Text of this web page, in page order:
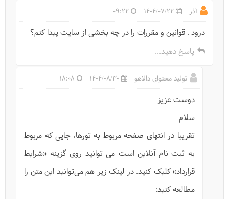
فیلم: کلوت‌های شهداد
آذر 1404/07/22
09:22
درود . قوانین و مقررات را در چه بخشی از سایت پیدا کنم؟
پاسخ دهید...
تولید محتوای دالاهو 1404/08/30
18:08
دوست عزیز
سلام
تقریبا در انتهای صفحه مربوط به تورها، جایی که مربوط
به ثبت نام آنلاین است می توانید روی گزینه «شرایط
قرارداد» کلیک کنید. در لینک زیر هم می‌توانید این متن را
مطالعه کنید: